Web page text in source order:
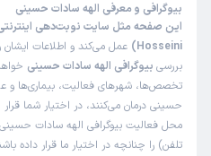
بیوگرافی و معرفی الهه سادات حسینی
Hosseini)
عمل می‌کند و اطلاعات
بررسی بیوگرافی الهه سادات حسینی
تخصص‌ها، شهرهای فعالیت، بیماری‌ها و
حسینی درمان می‌کنند، در اختیار شما
محل فعالیت بیوگرافی الهه سادات
تلفن) را چنانچه در اختیار ما قرار داده